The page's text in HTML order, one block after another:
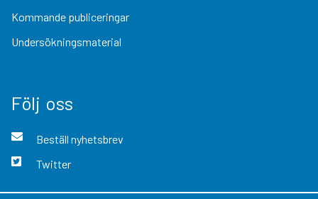
Kommande publiceringar
Undersökningsmaterial
Följ oss
Beställ nyhetsbrev
Twitter